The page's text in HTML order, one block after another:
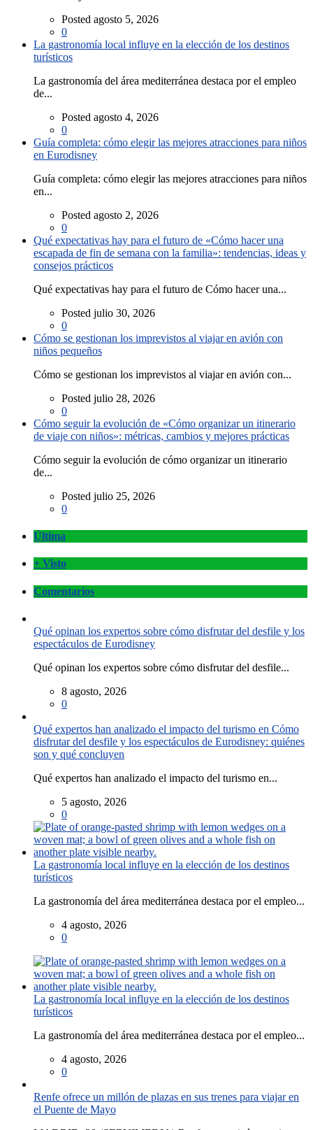
Posted agosto 5, 2026
0
La gastronomía local influye en la elección de los destinos
turísticos
La gastronomía del área mediterránea destaca por el empleo
de...
Posted agosto 4, 2026
0
Guía completa: cómo elegir las mejores atracciones para niños
en Eurodisney
Guía completa: cómo elegir las mejores atracciones para niños
en...
Posted agosto 2, 2026
0
Qué expectativas hay para el futuro de «Cómo hacer una
escapada de fin de semana con la familia»: tendencias, ideas y
consejos prácticos
Qué expectativas hay para el futuro de Cómo hacer una...
Posted julio 30, 2026
0
Cómo se gestionan los imprevistos al viajar en avión con
niños pequeños
Cómo se gestionan los imprevistos al viajar en avión con...
Posted julio 28, 2026
0
Cómo seguir la evolución de «Cómo organizar un itinerario
de viaje con niños»: métricas, cambios y mejores prácticas
Cómo seguir la evolución de cómo organizar un itinerario
de...
Posted julio 25, 2026
0
Última
+ Visto
Comentarios
Qué opinan los expertos sobre cómo disfrutar del desfile y los
espectáculos de Eurodisney
Qué opinan los expertos sobre cómo disfrutar del desfile...
8 agosto, 2026
0
Qué expertos han analizado el impacto del turismo en Cómo
disfrutar del desfile y los espectáculos de Eurodisney: quiénes
son y qué concluyen
Qué expertos han analizado el impacto del turismo en...
5 agosto, 2026
0
La gastronomía local influye en la elección de los destinos
turísticos
La gastronomía del área mediterránea destaca por el empleo...
4 agosto, 2026
0
La gastronomía local influye en la elección de los destinos
turísticos
La gastronomía del área mediterránea destaca por el empleo...
4 agosto, 2026
0
Renfe ofrece un millón de plazas en sus trenes para viajar en
el Puente de Mayo